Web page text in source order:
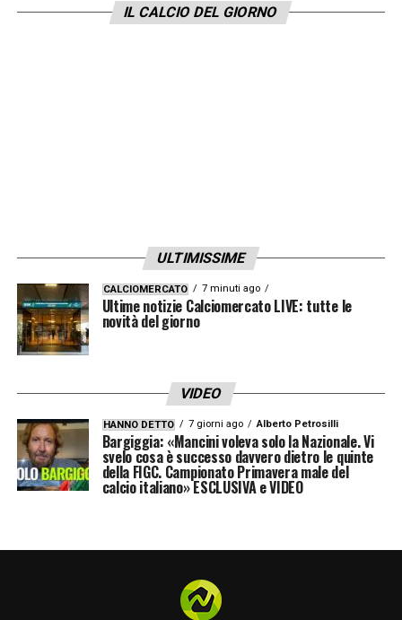
IL CALCIO DEL GIORNO
ULTIMISSIME
CALCIOMERCATO 7 minuti ago
Ultime notizie Calciomercato LIVE: tutte le
novità del giorno
VIDEO
HANNO DETTO 7 giorni ago Alberto Petrosilli
Bargiggia: «Mancini voleva solo la Nazionale. Vi
svelo cosa è successo davvero dietro le quinte
della FIGC. Campionato Primavera male del
calcio italiano» ESCLUSIVA e VIDEO